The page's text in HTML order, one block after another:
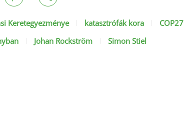
Keretegyezménye katasztrófák kora
COP27
Johan Rockström Simon Stiel